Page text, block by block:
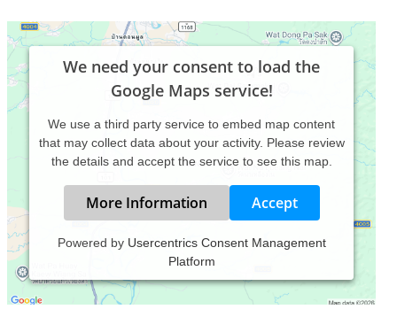
We need your consent to load the
Google Maps service!
We use a third party service to embed map content
that may collect data about your activity. Please review
the details and accept the service to see this map.
More Information Accept
Powered by Usercentrics Consent Management
Platform
Ganzheitliche naturheilkundliche Behandlung bei
körperlichen und seelischen Beschwerden, individuelle
Ursachensuche.